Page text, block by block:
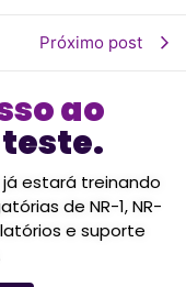
Próximo post
ao
estará treinando
de NR-1, NR-
e suporte